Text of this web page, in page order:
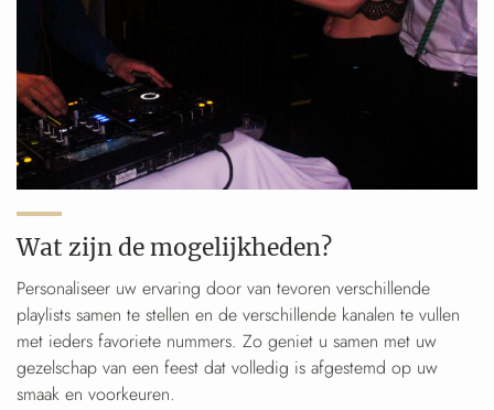
Wat zijn de mogelijkheden?
Personaliseer uw ervaring door van tevoren verschillende
playlists samen te stellen en de verschillende kanalen te vullen
met ieders favoriete nummers. Zo geniet u samen met uw
gezelschap van een feest dat volledig is afgestemd op uw
smaak en voorkeuren.